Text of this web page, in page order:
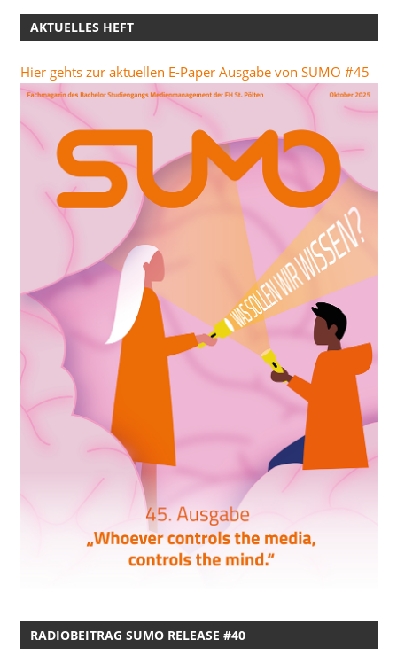
AKTUELLES HEFT
Hier gehts zur aktuellen E-Paper Ausgabe von SUMO #45
RADIOBEITRAG SUMO RELEASE #40